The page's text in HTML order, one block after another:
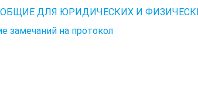
ОБЩИЕ ДЛЯ ЮРИДИЧЕСКИХ И
замечаний на протокол